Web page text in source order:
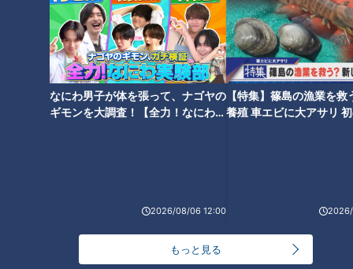
なにわ男子が体を張って、ナゴヤの
ギモンを大調査！【全力！なにわ実
2026/08/06 12:00
【特集】篠島の漁業を救
養殖 車エビに大アサリ
もっと見る
しれっと新しいジンクスが生ま
れる瞬間。#柳沢アナ #夏目ア
ドラフト取材前にホームランを
放つ中村アナ #中村アナ #若狭